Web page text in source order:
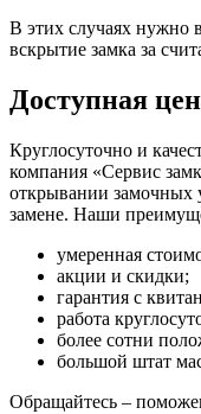
В этих случаях нужно
вскрытие замка за
Доступная
Круглосуточно и
компания «Сервис
открывании замочных
замене. Наши
умеренная
акции и скидки;
гарантия с
работа
более сотни
большой штат
Обращайтесь –